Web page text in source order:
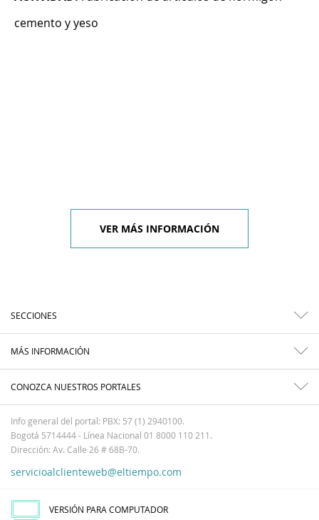
cemento y yeso
VER MÁS INFORMACIÓN
SECCIONES
MÁS INFORMACIÓN
CONOZCA NUESTROS PORTALES
Info general del portal: PBX: 57 (1) 2940100.
Bogotá 5714444 - Línea Nacional 01 8000 110 211.
Dirección: Av. Calle 26 # 68B-70.
servicioalclienteweb@eltiempo.com
VERSIÓN PARA COMPUTADOR